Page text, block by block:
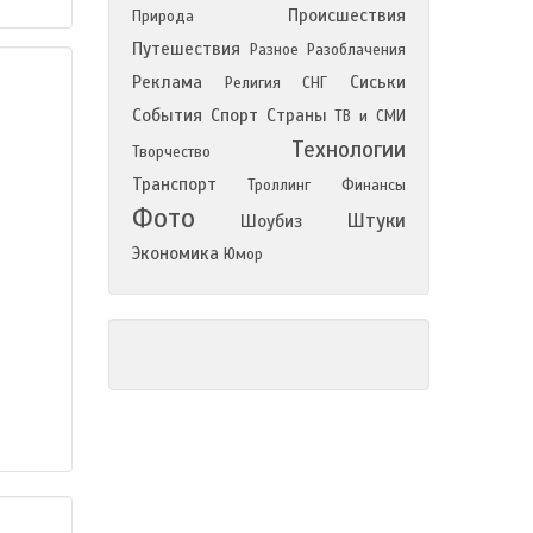
Природа
Происшествия
Путешествия
Разное Разоблачения
Реклама Религия СНГ
Сиськи
События Спорт Страны ТВ и СМИ
Творчество
Технологии
Транспорт Троллинг Финансы
Фото Шоубиз Штуки
Экономика Юмор